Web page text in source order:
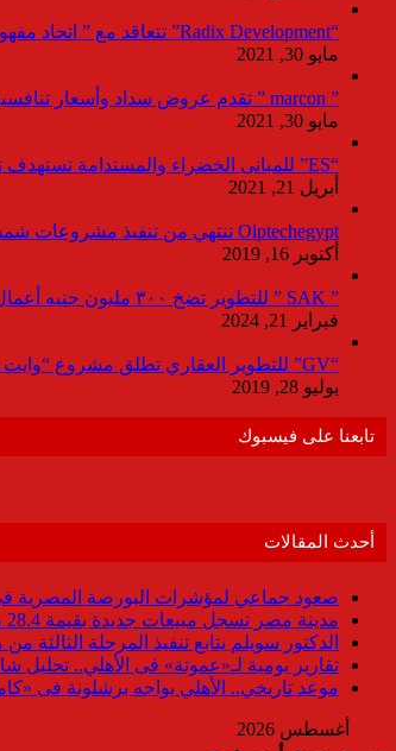
“Radix Development” تتعاقد مع ” اتحاد مفهوم الصحة ” السعودية لإدارة القطاع الطبى بمشروع “Agile ” فى العاصمة الإدارية
مايو 30, 2021
” marcon ” تقدم عروض سداد وأسعار تنافسية لمشروع ” G7 ” القاهرة الجديد بمعرض نيكست موف
مايو 30, 2021
“ES” للمبانى الخضراء والمستدامة تستهدف تعاقدات بقيمة 2 مليار جنيه لصالح المطورين خلال 2021
أبريل 21, 2021
Olptechegypt تنتهي من تنفيذ مشروعات شمسية بقدرة 3 جيجاوات عالميا و 280 ميجاوات ببنبان
أكتوبر 16, 2019
” SAK ” للتطوير تضخ ٣٠٠ مليون جنيه أعمال انشائية لمشروعاتها بالعاصمة خلال ٢٠٢٤
فبراير 21, 2024
“GV” للتطوير العقاري تطلق مشروع “وايت ساند” بالساحل الشمالي باستثمارات 9مليار جنيه
يوليو 28, 2019
تابعنا على فيسبوك
أحدث المقالات
صعود جماعي لمؤشرات البورصة المصرية
مدينة مصر تسجل مبيعات جديدة بقيمة 28.4 مليار جنيه وتضاعف معدلات التسليم خلال النصف الأول من 2026
الدكتور سويلم يتابع تنفيذ المرحلة الثالثة
تقارير يومية لـ«عموتة» فى الأهلي.. تحليل
موعد تاريخي.. الأهلي يواجه برشلونة فى «كامب نو»
أغسطس 2026